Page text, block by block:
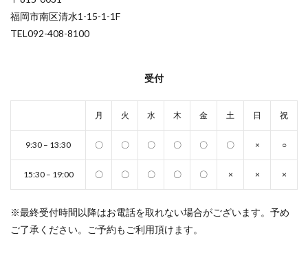
福岡市南区清水1-15-1-1F
TEL092-408-8100
受付
月 火 水 木 金 土 日 祝
9:30 – 13:30 〇 〇 〇 〇 〇 〇 × ○
15:30 – 19:00 〇 〇 〇 〇 〇 × × ×
※最終受付時間以降はお電話を取れない場合がございます。予め
ご了承ください。ご予約もご利用頂けます。